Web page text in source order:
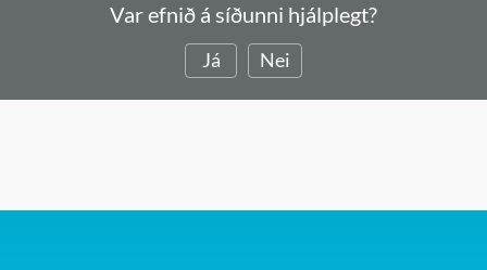
Var efnið á síðunni hjálplegt?
Já Nei